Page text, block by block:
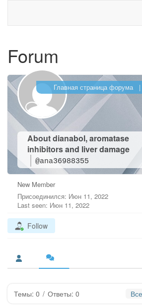
Forum
About dianabol, aromatase
inhibitors and liver damage
@ana36988355
Главная страница форума|
New Member
Присоединился: Июн 11, 2022
Last seen: Июн 11, 2022
Follow
Темы: 0 / Ответы: 0 Все